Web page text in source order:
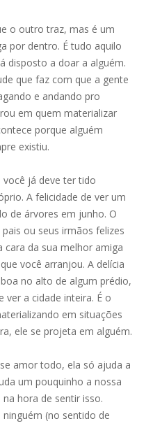
o outro traz, mas é um
por dentro. É tudo aquilo
disposto a doar a alguém.
que faz com que a gente
e andando pro
em quem materializar
porque alguém
existiu.
você já deve ter tido
A felicidade de ver um
de árvores em junho. O
ou seus irmãos felizes
cara da sua melhor amiga
você arranjou. A delícia
no alto de algum prédio,
ver a cidade inteira. É o
em situações
ele se projeta em alguém.
amor todo, ela só ajuda a
um pouquinho a nossa
hora de sentir isso.
(no sentido de